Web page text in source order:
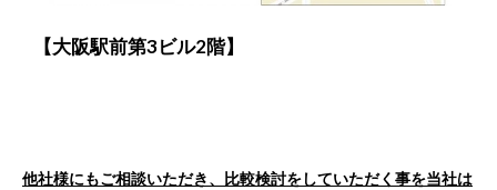
【大阪駅前第3ビル2階】
他社様にもご相談いただき、比較検討をしていただく事を当社は